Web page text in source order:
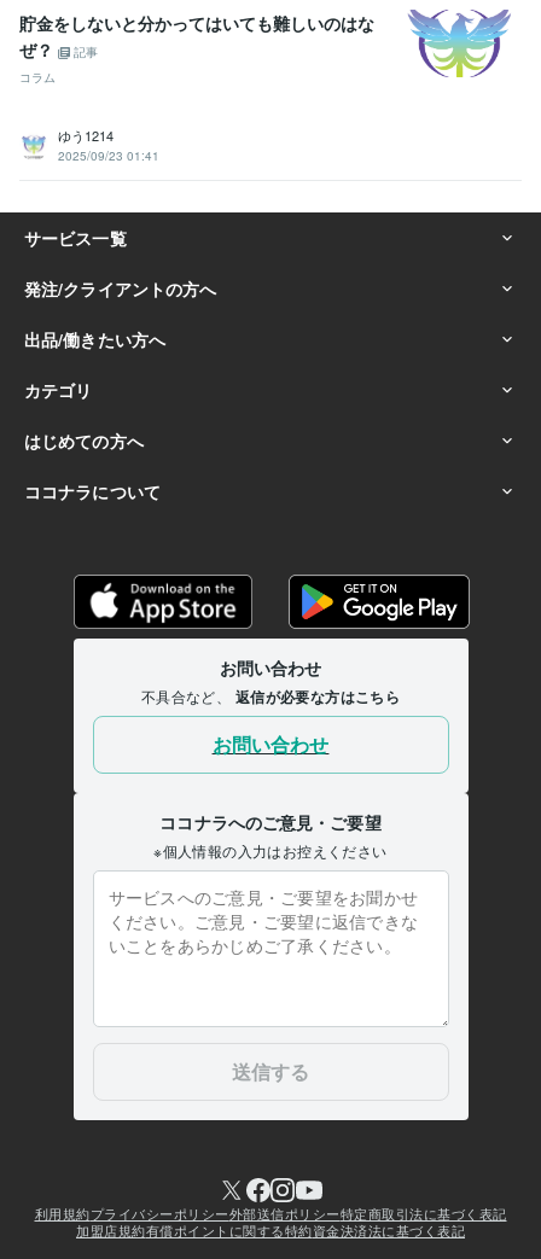
貯金をしないと分かってはいても難しいのはな
ぜ？
記事
コラム
ゆう1214
2025/09/23 01:41